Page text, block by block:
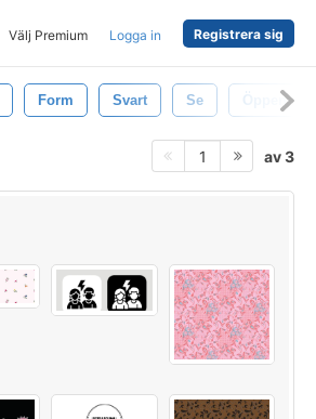
Välj Premium Logga in Registrera sig
Form Svart Se Öppen
1 av 3